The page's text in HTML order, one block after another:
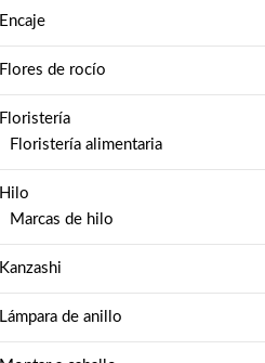
Encaje
Flores de rocío
Floristería
Floristería alimentaria
Hilo
Marcas de hilo
Kanzashi
Lámpara de anillo